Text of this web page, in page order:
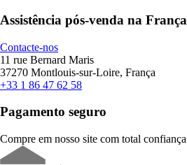
Assistência pós-venda na França
Contacte-nos
11 rue Bernard Maris
37270 Montlouis-sur-Loire, França
+33 1 86 47 62 58
Pagamento seguro
Compre em nosso site com total confiança